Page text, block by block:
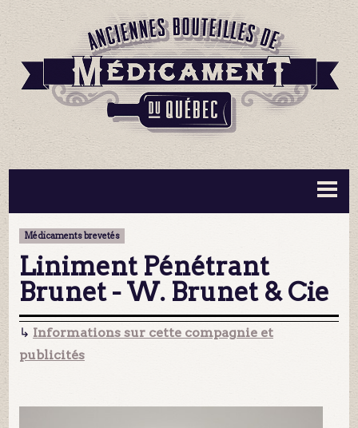
BOUTEILLES ▼
MA COLLECTION
CONTACT
Médicaments brevetés
Liniment Pénétrant
Brunet - W. Brunet & Cie
↳ Informations sur cette compagnie et
publicités